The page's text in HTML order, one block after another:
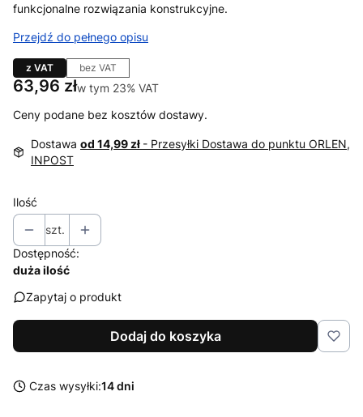
funkcjonalne rozwiązania konstrukcyjne.
Przejdź do pełnego opisu
z VAT bez VAT
Cena
63,96 złw tym 23% VAT
w tym 23% VAT
Ceny podane bez kosztów dostawy.
Dostawa od 14,99 zł - Przesyłki Dostawa do punktu ORLEN,
INPOST
Ilość
szt.
Dostępność:
duża ilość
Zapytaj o produkt
Dodaj do koszyka
Czas wysyłki:14 dni